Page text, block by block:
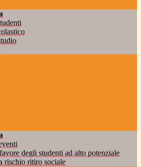
degli studenti ad alto potenziale
rischio ritiro sociale